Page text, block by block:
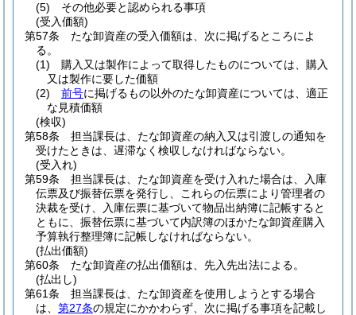
(5)
その他必要と認められる事項
(受入価額)
第57条
たな卸資産の受入価額は、次に掲げるところによ
る。
(1)
購入又は製作によって取得したものについては、購入
又は製作に要した価額
(2)
前号に掲げるもの以外のたな卸資産については、適正
な見積価額
(検収)
第58条
担当課長は、たな卸資産の納入又は引渡しの通知を
受けたときは、遅滞なく検収しなければならない。
(受入れ)
第59条
担当課長は、たな卸資産を受け入れた場合は、入庫
伝票及び振替伝票を発行し、これらの伝票により管理者の
決裁を受け、入庫伝票に基づいて物品出納簿に記帳すると
ともに、振替伝票に基づいて内訳簿のほかたな卸資産購入
予算執行整理簿に記帳しなければならない。
(払出価額)
第60条
たな卸資産の払出価額は、先入先出法による。
(払出し)
第61条
担当課長は、たな卸資産を使用しようとする場合
は、 第27条の規定にかかわらず、次に掲げる事項を記載し